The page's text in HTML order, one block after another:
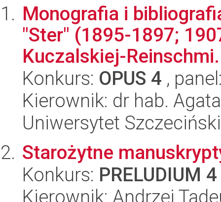
Monografia i
"Ster" (1895-1897;
Kuczalskiej-
Konkurs: OPUS 4 ,
Kierownik: dr hab.
Uniwersytet
Starożytne
Konkurs: PRELUDIUM 4
Kierownik: Andrzej